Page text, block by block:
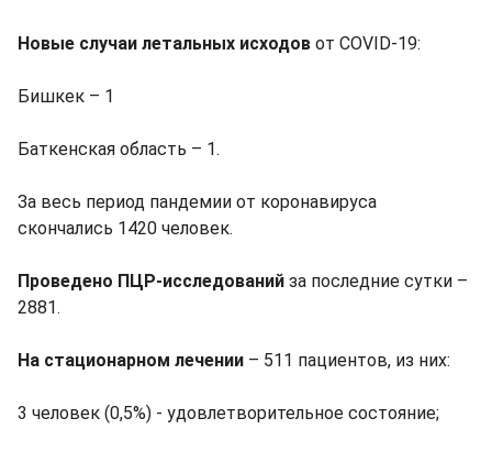
Новые случаи летальных исходов от COVID-19:
Бишкек – 1
Баткенская область – 1.
За весь период пандемии от коронавируса
скончались 1420 человек.
Проведено ПЦР-исследований за последние сутки –
2881.
На стационарном лечении – 511 пациентов, из них:
3 человек (0,5%) - удовлетворительное состояние;